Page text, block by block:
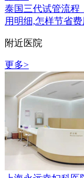
泰国三代试管流程
用明细,怎样节省费
附近医院
更多>